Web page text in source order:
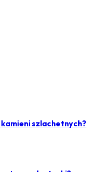
szlachetnych?